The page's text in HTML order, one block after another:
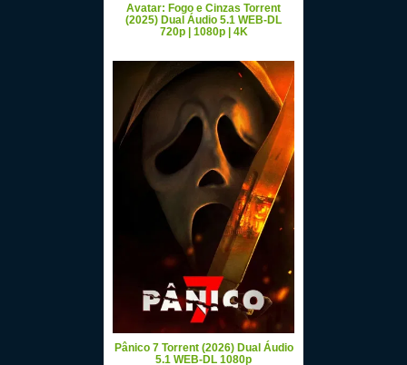
Avatar: Fogo e Cinzas Torrent
(2025) Dual Áudio 5.1 WEB-DL
720p | 1080p | 4K
Pânico 7 Torrent (2026) Dual Áudio
5.1 WEB-DL 1080p